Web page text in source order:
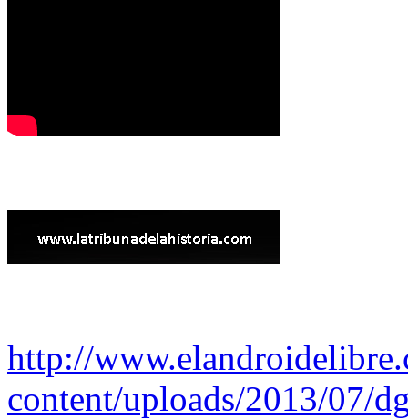
http://
content/uploads/2013/07/